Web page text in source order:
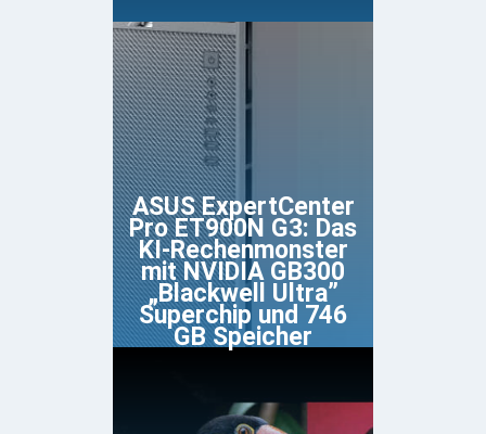
ASUS ExpertCenter
Pro ET900N G3: Das
KI-Rechenmonster
mit NVIDIA GB300
„Blackwell Ultra”
Superchip und 746
GB Speicher